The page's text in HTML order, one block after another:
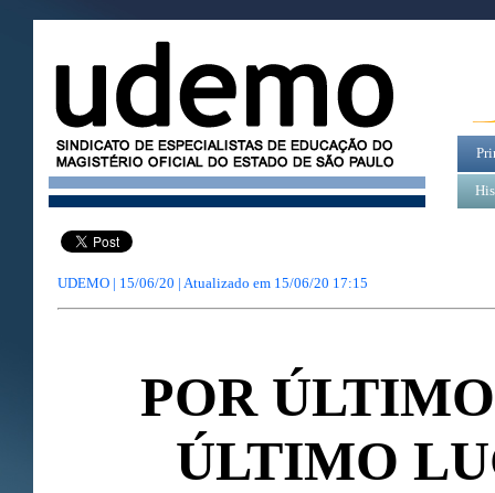
UDEMO | 15/06/20 | Atualizado em 15/06/20 17:15
POR
ÚLTIMO